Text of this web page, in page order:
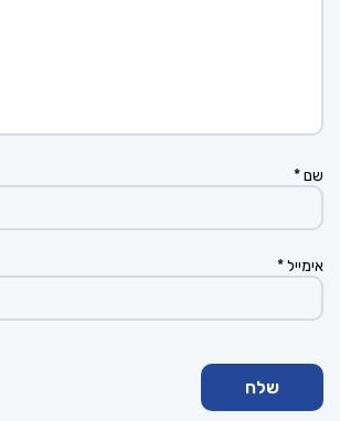
שם*
אימייל*